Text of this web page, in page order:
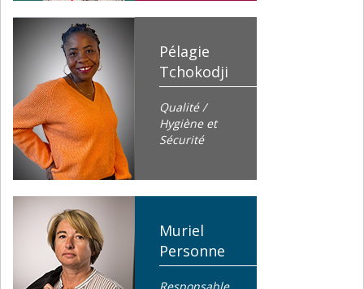
Pélagie
Tchokodji
Qualité /
Hygiène et
Sécurité
Muriel
Personne